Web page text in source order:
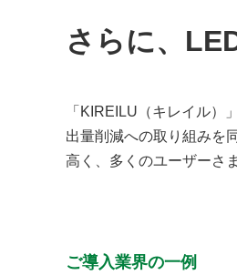
さらに、
「KIREILU（キレイル
出量削減への取り組みを
高く、多くのユーザーさ
ご導入業界の一例